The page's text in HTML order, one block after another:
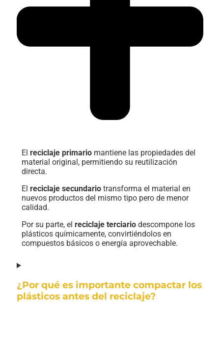
El reciclaje primario mantiene las propiedades del
material original, permitiendo su reutilización
directa.
El reciclaje secundario transforma el material en
nuevos productos del mismo tipo pero de menor
calidad.
Por su parte, el reciclaje terciario descompone los
plásticos químicamente, convirtiéndolos en
compuestos básicos o energía aprovechable.
¿Por qué es importante compactar los
plásticos antes del reciclaje?